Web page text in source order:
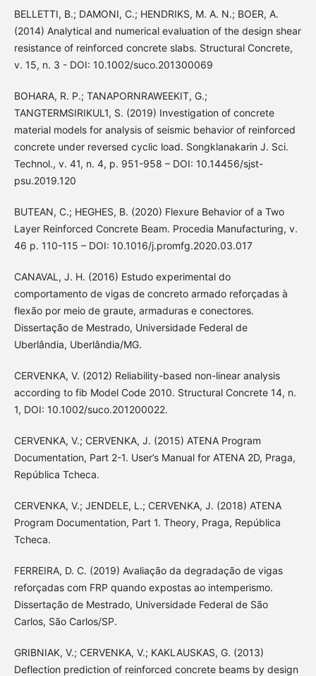
BELLETTI, B.; DAMONI, C.; HENDRIKS, M. A. N.; BOER, A.
(2014) Analytical and numerical evaluation of the design shear
resistance of reinforced concrete slabs. Structural Concrete,
v. 15, n. 3 - DOI: 10.1002/suco.201300069
BOHARA, R. P.; TANAPORNRAWEEKIT, G.;
TANGTERMSIRIKUL1, S. (2019) Investigation of concrete
material models for analysis of seismic behavior of reinforced
concrete under reversed cyclic load. Songklanakarin J. Sci.
Technol., v. 41, n. 4, p. 951-958 – DOI: 10.14456/sjst-
psu.2019.120
BUTEAN, C.; HEGHES, B. (2020) Flexure Behavior of a Two
Layer Reinforced Concrete Beam. Procedia Manufacturing, v.
46 p. 110-115 – DOI: 10.1016/j.promfg.2020.03.017
CANAVAL, J. H. (2016) Estudo experimental do
comportamento de vigas de concreto armado reforçadas à
flexão por meio de graute, armaduras e conectores.
Dissertação de Mestrado, Universidade Federal de
Uberlândia, Uberlândia/MG.
CERVENKA, V. (2012) Reliability-based non-linear analysis
according to fib Model Code 2010. Structural Concrete 14, n.
1, DOI: 10.1002/suco.201200022.
CERVENKA, V.; CERVENKA, J. (2015) ATENA Program
Documentation, Part 2-1. User’s Manual for ATENA 2D, Praga,
República Tcheca.
CERVENKA, V.; JENDELE, L.; CERVENKA, J. (2018) ATENA
Program Documentation, Part 1. Theory, Praga, República
Tcheca.
FERREIRA, D. C. (2019) Avaliação da degradação de vigas
reforçadas com FRP quando expostas ao intemperismo.
Dissertação de Mestrado, Universidade Federal de São
Carlos, São Carlos/SP.
GRIBNIAK, V.; CERVENKA, V.; KAKLAUSKAS, G. (2013)
Deflection prediction of reinforced concrete beams by design